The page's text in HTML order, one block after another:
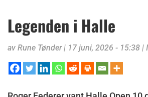
Legenden i Halle
av Rune Tønder| 17 juni, 2026 - 15:38 |